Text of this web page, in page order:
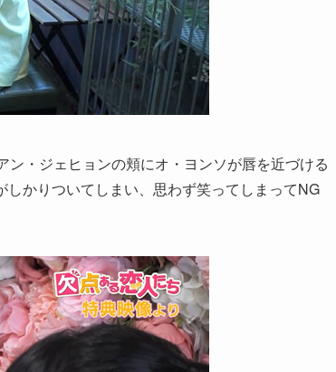
・ジェヒョンの頬にオ・ヨンソが唇を近づける
かりついてしまい、思わず笑ってしまってNG